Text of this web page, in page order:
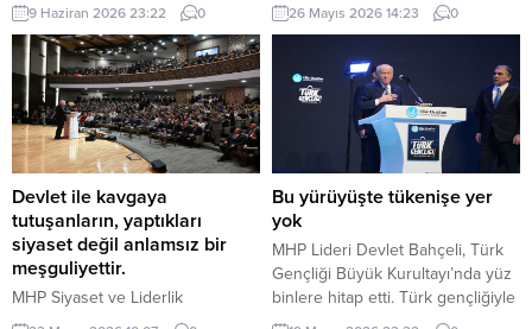
yedi düvel de dizilse tarih
sahnesinden silinecek bir millet
değildir. Türkiye, ham hayaller
kurulup çizilen haritaların
kenarına sıkıştırılacak, eline bir
avuç toprak verilip denizlerinden
koparılacak bir ülke değildir.
Devlet Bahçeli MHP TBMM Grup
Toplantısı’nda Türkiye’nin
gündemine ve...
9 Haziran 2026 23:22 0
manasını yalnızca kendi
mübarek iklimi yetimin başını
okşayan ele, yoksulun sofrasına
uzanan lokmaya, yaşlının duasını
alan güler yüze, yalnızın kapısını
çalan muhabbete dönüştürmektir.
Çünkü bayram, yalnızca gülen
yüzlerin değil; yüzü gülsün diye
bekleyenlerin de bayramıdır.
Bayram, yalnızca varlık içinde...
26 Mayıs 2026 14:23 0
Devlet ile kavgaya
tutuşanların, yaptıkları
siyaset değil anlamsız bir
meşguliyettir.
MHP Siyaset ve Liderlik
Okulu’nun 23. Dönem Sertifika
Bu yürüyüşte tükenişe yer
yok
MHP Lideri Devlet Bahçeli, Türk
Gençliği Büyük Kurultayı’nda yüz
binlere hitap etti. Türk gençliğiyle
iftihar duyduğunu ifade eden